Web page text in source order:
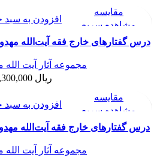
مقایسه
مشاهده سریع
افزودن به علاقه مندی
افزودن به سبد
درس گفتارهای خارج فقه آیت‌الله
مجموعه آثار آيت
ریال 2,300,000
مقایسه
مشاهده سریع
افزودن به علاقه مندی
افزودن به سبد
درس گفتارهای خارج فقه آیت‌الله
مجموعه آثار آيت